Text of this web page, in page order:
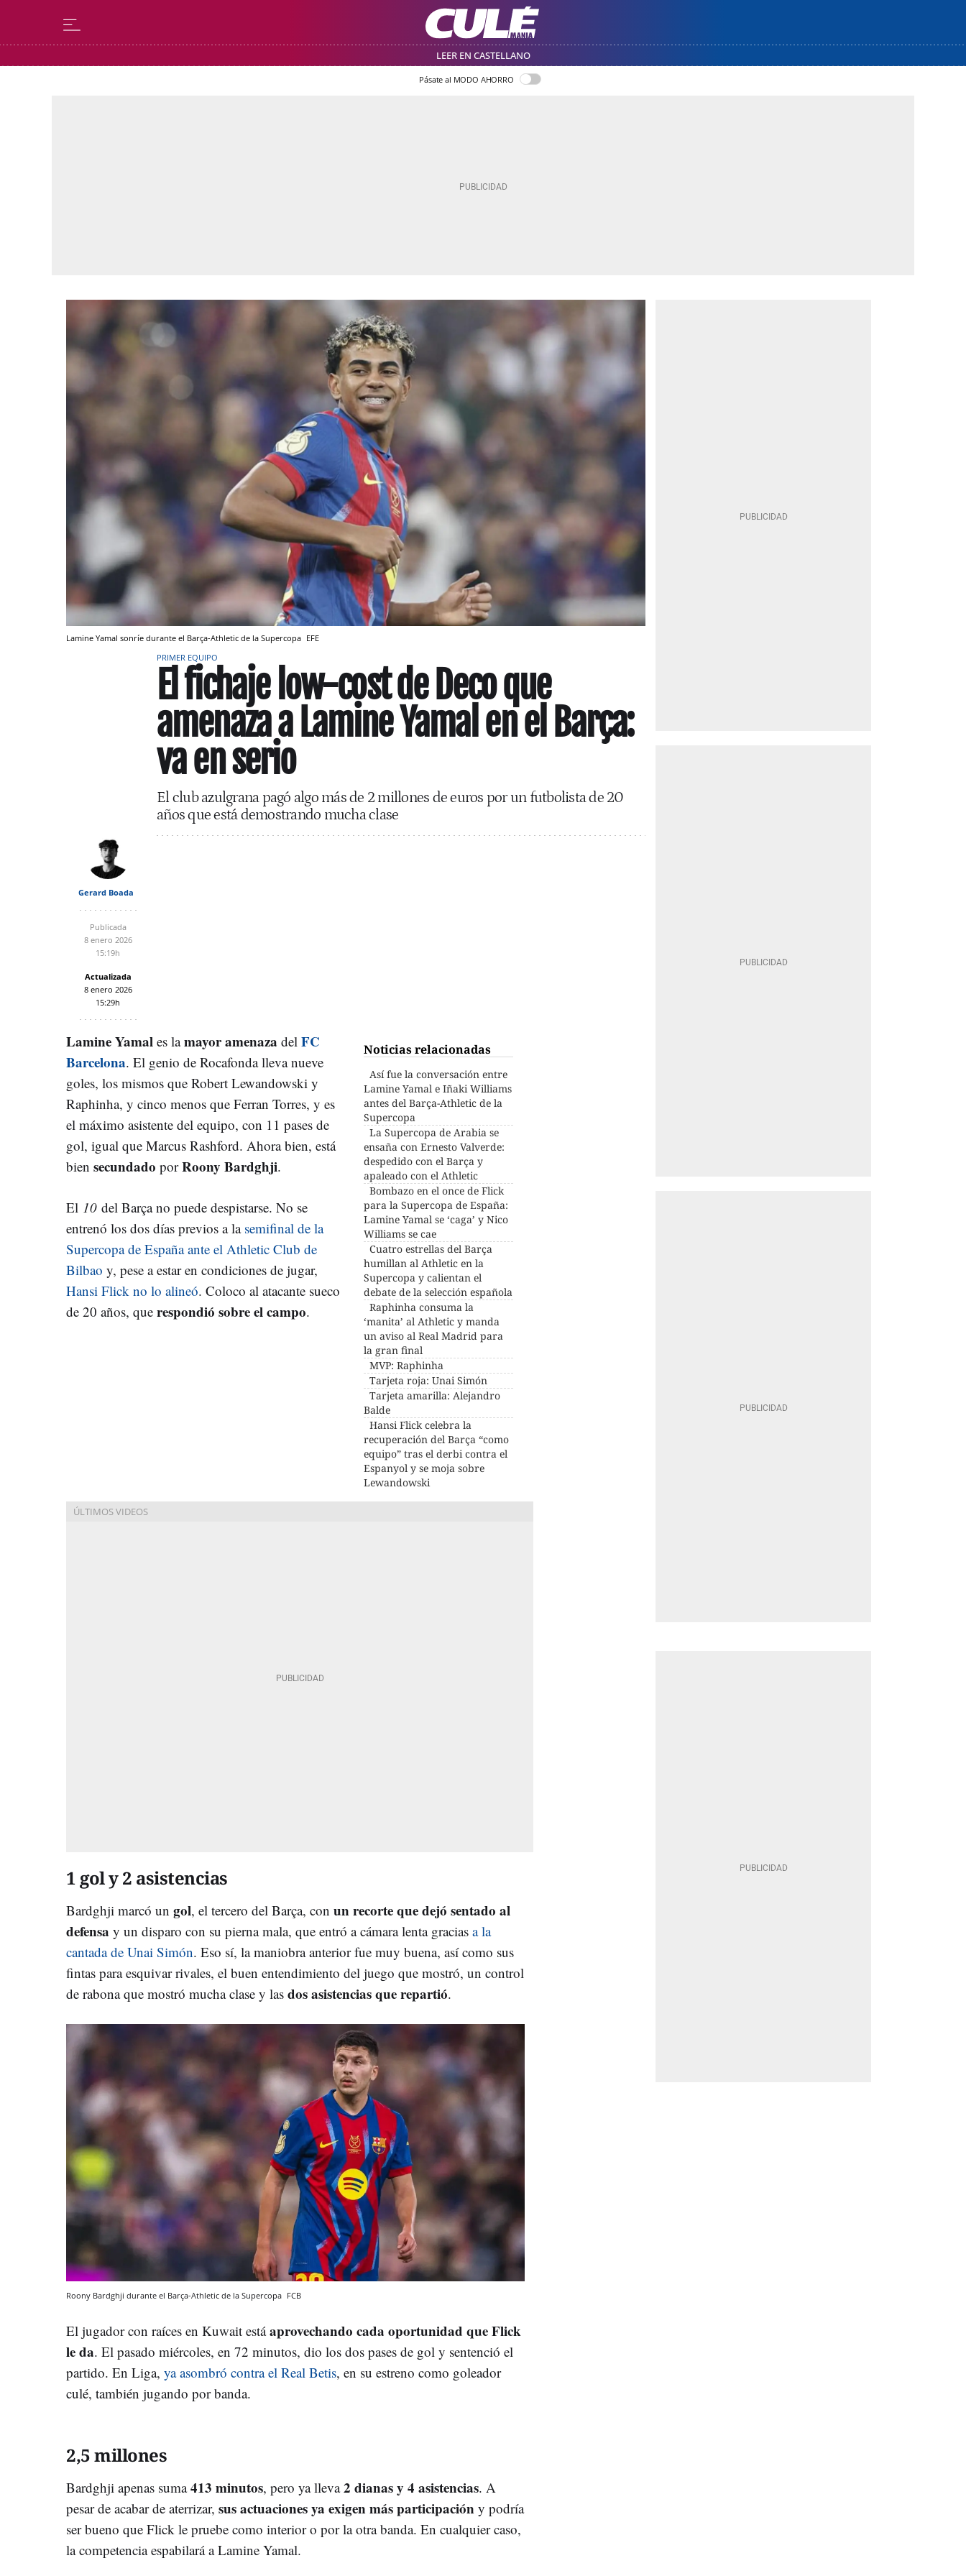
LEER EN CASTELLANO
Pásate al MODO AHORRO
Lamine Yamal sonríe durante el Barça-Athletic de la Supercopa EFE
PRIMER EQUIPO
El fichaje low-cost de Deco que
amenaza a Lamine Yamal en el Barça:
va en serio
El club azulgrana pagó algo más de 2 millones de euros por un futbolista de 20
años que está demostrando mucha clase
Gerard Boada
Publicada
8 enero 2026
15:19h
Actualizada
8 enero 2026
15:29h
Noticias relacionadas
Así fue la conversación entre
Lamine Yamal e Iñaki Williams
antes del Barça-Athletic de la
Supercopa
La Supercopa de Arabia se
ensaña con Ernesto Valverde:
despedido con el Barça y
apaleado con el Athletic
Bombazo en el once de Flick
para la Supercopa de España:
Lamine Yamal se ‘caga’ y Nico
Williams se cae
Cuatro estrellas del Barça
humillan al Athletic en la
Supercopa y calientan el
debate de la selección española
Raphinha consuma la
‘manita’ al Athletic y manda
un aviso al Real Madrid para
la gran final
MVP: Raphinha
Tarjeta roja: Unai Simón
Tarjeta amarilla: Alejandro
Balde
Hansi Flick celebra la
recuperación del Barça “como
equipo” tras el derbi contra el
Espanyol y se moja sobre
Lewandowski
Lamine Yamal es lamayor amenaza del FC
Barcelona. El genio de Rocafonda lleva nueve
goles, los mismos que Robert Lewandowski y
Raphinha, y cinco menos que Ferran Torres, y es
el máximo asistente del equipo, con 11 pases de
gol, igual que Marcus Rashford. Ahora bien, está
bien secundado porRoony Bardghji.
El 10 del Barça no puede despistarse. No se
entrenó los dos días previos a la semifinal de la
Supercopa de España ante el Athletic Club de
Bilbao y, pese a estar en condiciones de jugar,
Hansi Flick no lo alineó. Coloco al atacante sueco
de 20 años, que respondió sobre el campo.
1 gol y 2 asistencias
Bardghji marcó un gol, el tercero del Barça, con un recorte que dejó sentado al
defensa y un disparo con su pierna mala, que entró a cámara lenta gracias a la
cantada de Unai Simón. Eso sí, la maniobra anterior fue muy buena, así como sus
fintas para esquivar rivales, el buen entendimiento del juego que mostró, un control
de rabona que mostró mucha clase y las dos asistencias que repartió.
Roony Bardghji durante el Barça-Athletic de la Supercopa FCB
El jugador con raíces en Kuwait estáaprovechando cada oportunidad que Flick
le da. El pasado miércoles, en 72 minutos, dio los dos pases de gol y sentenció el
partido. En Liga, ya asombró contra el Real Betis, en su estreno como goleador
culé, también jugando por banda.
2,5 millones
Bardghji apenas suma413 minutos, pero ya lleva2 dianas y 4 asistencias. A
pesar de acabar de aterrizar, sus actuaciones ya exigen más participación y podría
ser bueno que Flick le pruebe como interior o por la otra banda. En cualquier caso,
la competencia espabilará a Lamine Yamal.